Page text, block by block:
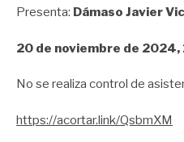
Presenta: Dámaso Javier
20 de noviembre de 2024,
No se realiza control de
https://acortar.link/QsbmXM